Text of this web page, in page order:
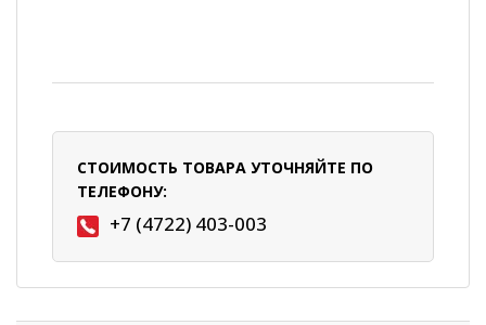
СТОИМОСТЬ ТОВАРА УТОЧНЯЙТЕ ПО
ТЕЛЕФОНУ:
+7 (4722) 403-003